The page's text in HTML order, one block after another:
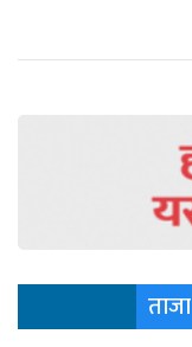
ताजा